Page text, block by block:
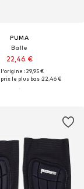
PUMA
Balle
22,46 €
: 29,95 €
le plus bas :22,46 €